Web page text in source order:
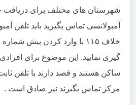
شهرستان های مختلف برای دریافت
آمبولانسی تماس بگیرید باید تلفن
خلاف ۱۱۵ با وارد کردن پیش
گیری نمایید. این موضوع برای
مرکز تماس بگیرند نیز صادق است .